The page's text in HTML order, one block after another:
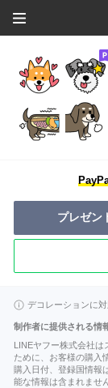
プレゼン
デコレーションに
制作者に提供される情
LINEヤフー株式会社
ために、お客様の購入
購入日付、登録国情報
能な情報は含まれませ